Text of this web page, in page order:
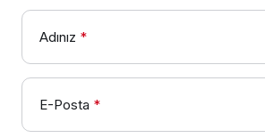
Adınız *
E-Posta *